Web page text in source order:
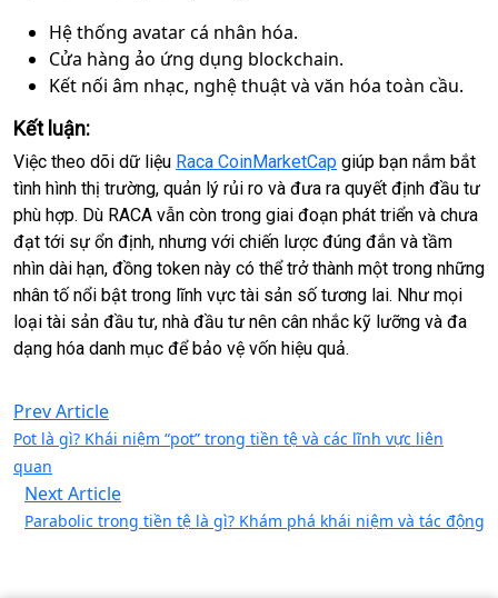
Hệ thống avatar cá nhân hóa.
Cửa hàng ảo ứng dụng blockchain.
Kết nối âm nhạc, nghệ thuật và văn hóa toàn cầu.
Kết luận:
Việc theo dõi dữ liệu Raca CoinMarketCap giúp bạn nắm bắt
tình hình thị trường, quản lý rủi ro và đưa ra quyết định đầu tư
phù hợp. Dù RACA vẫn còn trong giai đoạn phát triển và chưa
đạt tới sự ổn định, nhưng với chiến lược đúng đắn và tầm
nhìn dài hạn, đồng token này có thể trở thành một trong những
nhân tố nổi bật trong lĩnh vực tài sản số tương lai. Như mọi
loại tài sản đầu tư, nhà đầu tư nên cân nhắc kỹ lưỡng và đa
dạng hóa danh mục để bảo vệ vốn hiệu quả.
Prev Article
Pot là gì? Khái niệm “pot” trong tiền tệ và các lĩnh vực liên
quan
Next Article
Parabolic trong tiền tệ là gì? Khám phá khái niệm và tác động